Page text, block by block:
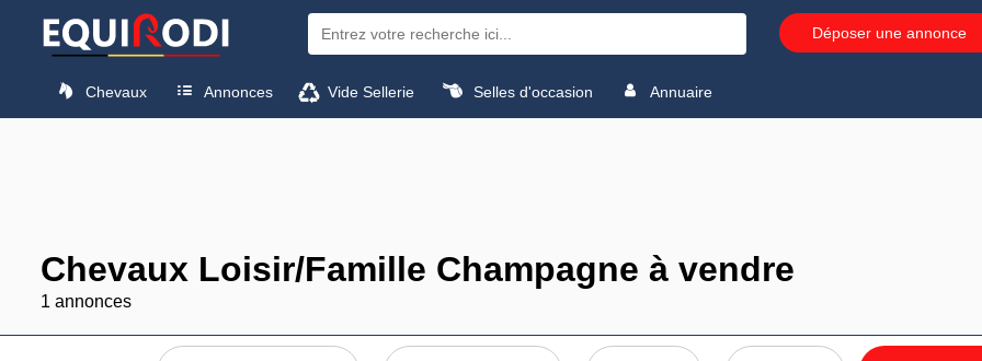
Déposer une annonce
Chevaux Annonces Vide Sellerie Selles d'occasion Annuaire
Chevaux Loisir/Famille Champagne à vendre
1 annonces